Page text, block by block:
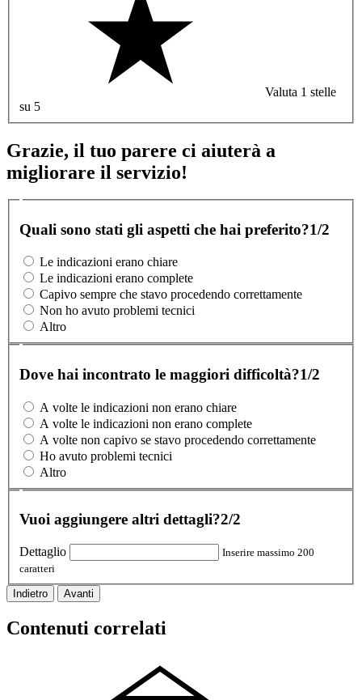
Valuta 1 stelle
su 5
Grazie, il tuo parere ci aiuterà a
migliorare il servizio!
Quali sono stati gli aspetti che hai preferito?1/2
Le indicazioni erano chiare
Le indicazioni erano complete
Capivo sempre che stavo procedendo correttamente
Non ho avuto problemi tecnici
Altro
Dove hai incontrato le maggiori difficoltà?1/2
A volte le indicazioni non erano chiare
A volte le indicazioni non erano complete
A volte non capivo se stavo procedendo correttamente
Ho avuto problemi tecnici
Altro
Vuoi aggiungere altri dettagli?2/2
Dettaglio
Inserire massimo 200
caratteri
Indietro Avanti
Contenuti correlati